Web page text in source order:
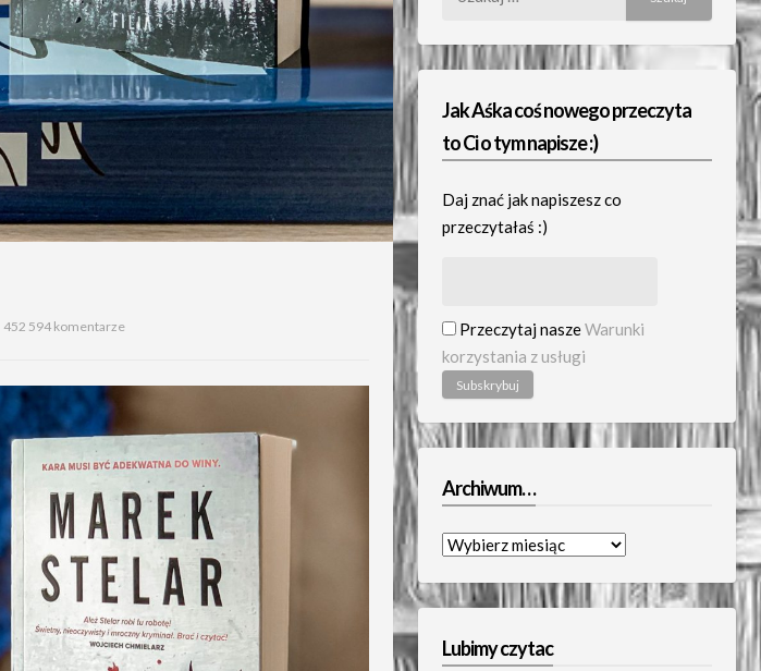
452 594 komentarze
Jak Aśka coś nowego przeczyta
to Ci o tym napisze :)
Daj znać jak napiszesz co
przeczytałaś :)
Przeczytaj naszeWarunki
korzystania z usługi
Archiwum…
Archiwum…
Lubimy czytac